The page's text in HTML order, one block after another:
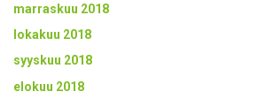
marraskuu 2018
lokakuu 2018
syyskuu 2018
elokuu 2018